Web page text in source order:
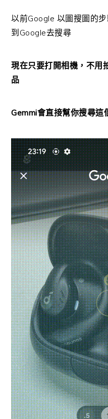
以前Google 以圖搜圖的
到Google去搜尋
現在只要打開相機，不用
品
Gemmi會直接幫你搜尋這